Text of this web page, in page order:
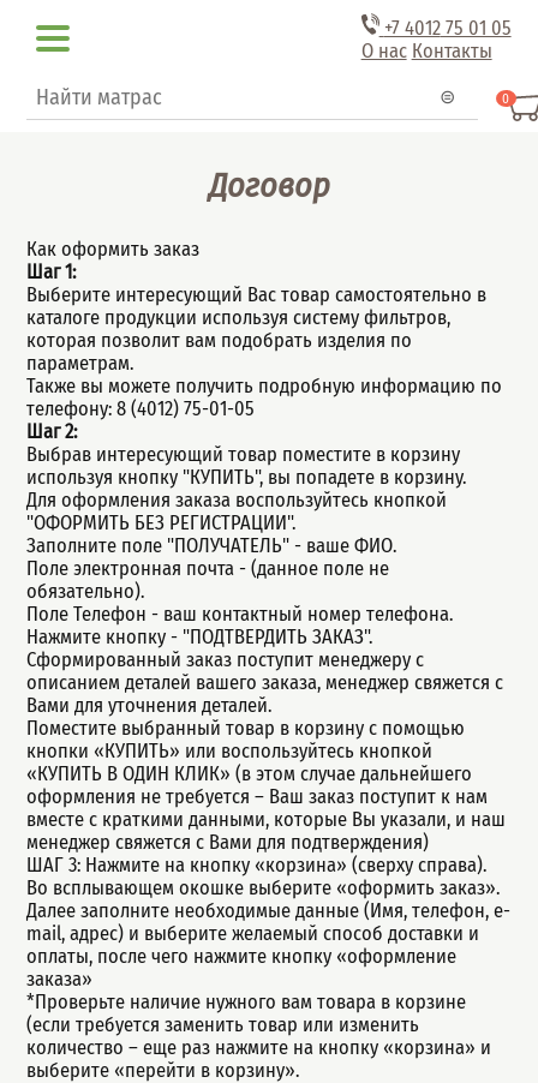
+7 401275 01 05
О нас Контакты
Форма поиска
Поиск 0
Договор
Как оформить заказ
Шаг 1:
Выберите интересующий Вас товар самостоятельно в
каталоге продукции используя систему фильтров,
которая позволит вам подобрать изделия по
параметрам.
Также вы можете получить подробную информацию по
телефону: 8 (4012) 75-01-05
Шаг 2:
Выбрав интересующий товар поместите в корзину
используя кнопку "КУПИТЬ", вы попадете в корзину.
Для оформления заказа воспользуйтесь кнопкой
"ОФОРМИТЬ БЕЗ РЕГИСТРАЦИИ".
Заполните поле "ПОЛУЧАТЕЛЬ" - ваше ФИО.
Поле электронная почта - (данное поле не
обязательно).
Поле Телефон - ваш контактный номер телефона.
Нажмите кнопку - "ПОДТВЕРДИТЬ ЗАКАЗ".
Сформированный заказ поступит менеджеру с
описанием деталей вашего заказа, менеджер свяжется с
Вами для уточнения деталей.
Поместите выбранный товар в корзину с помощью
кнопки «КУПИТЬ» или воспользуйтесь кнопкой
«КУПИТЬ В ОДИН КЛИК» (в этом случае дальнейшего
оформления не требуется – Ваш заказ поступит к нам
вместе с краткими данными, которые Вы указали, и наш
менеджер свяжется с Вами для подтверждения)
ШАГ 3: Нажмите на кнопку «корзина» (сверху справа).
Во всплывающем окошке выберите «оформить заказ».
Далее заполните необходимые данные (Имя, телефон, e-
mail, адрес) и выберите желаемый способ доставки и
оплаты, после чего нажмите кнопку «оформление
заказа»
*Проверьте наличие нужного вам товара в корзине
(если требуется заменить товар или изменить
количество – еще раз нажмите на кнопку «корзина» и
выберите «перейти в корзину».